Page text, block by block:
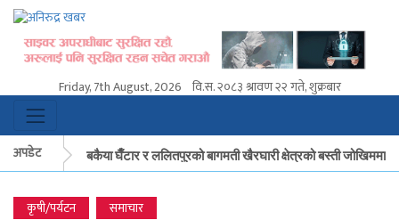
Friday, 7th August, 2026 वि.स.२०८३ श्रावण २२ गते, शुक्रबार
अपडेट
मकवानपुरको बकैया घैँटार र ललितपुरको बागमती खैरघारी क्षेत्रको बस्ती जोखिममा
कृषी/पर्यटन समाचार